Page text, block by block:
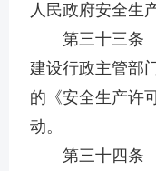
人民政府安全生
第三十三条
建设行政主管部
的《安全生产许
动。
第三十四条